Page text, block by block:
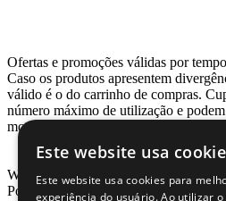
Ofertas e promoções válidas por
Caso os produtos apresentem
válido é o do carrinho de compras.
número máximo de utilização e
momento, de acordo com sua
Webcontinental LTDA | Travessa
Porto Alegre - RS - CEP: 90.240-220
Este website usa
Este website usa cookies para
experiência do usuário. Ao utilizar o